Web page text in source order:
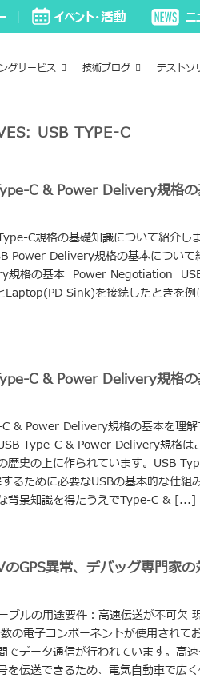
グサービス 技術ブログ テストソ
USB TYPE-C
C & Power Delivery規格
C規格の基礎知識について紹介し
Power Delivery規格の基本について
規格の基本 Power Negotiation
Sink)を接続したときを例
C & Power Delivery規格
& Power Delivery規格の基本を理解
Type-C & Power Delivery規格は
歴史の上に作られています。USB
るために必要なUSBの基本的な仕組
背景知識を得たうえでType-C & [...]
GPS異常、デバッグ専門家の
ルの用途要件：高速伝送が不可欠
の電子コンポーネントが使用されて
でデータ通信が行われています。高
を伝送できるため、電気自動車で広